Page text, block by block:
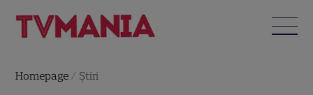
Homepage / Știri